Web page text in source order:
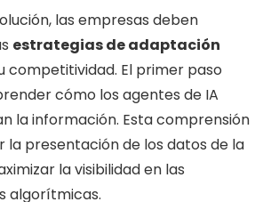
las empresas deben
estrategias de adaptación
competitividad. El primer paso
cómo los agentes de IA
la información. Esta comprensión
presentación de los datos de la
la visibilidad en las
algorítmicas.